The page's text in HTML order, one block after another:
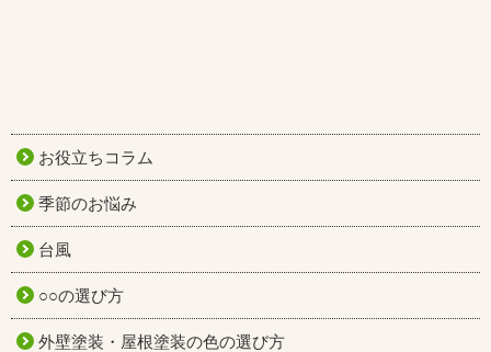
お役立ちコラム
季節のお悩み
台風
○○の選び方
外壁塗装・屋根塗装の色の選び方